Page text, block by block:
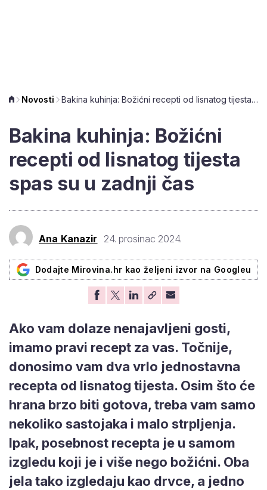
Novosti Bakina kuhinja: Božićni recepti od lisnatog tijesta spas su u zadnji čas
Bakina kuhinja: Božićni
recepti od lisnatog tijesta
spas su u zadnji čas
Ana Kanazir 24. prosinac 2024.
Dodajte Mirovina.hr kao željeni izvor na Googleu
Ako vam dolaze nenajavljeni gosti,
imamo pravi recept za vas. Točnije,
donosimo vam dva vrlo jednostavna
recepta od lisnatog tijesta. Osim što će
hrana brzo biti gotova, treba vam samo
nekoliko sastojaka i malo strpljenja.
Ipak, posebnost recepta je u samom
izgledu koji je i više nego božićni. Oba
jela tako izgledaju kao drvce, a jedno